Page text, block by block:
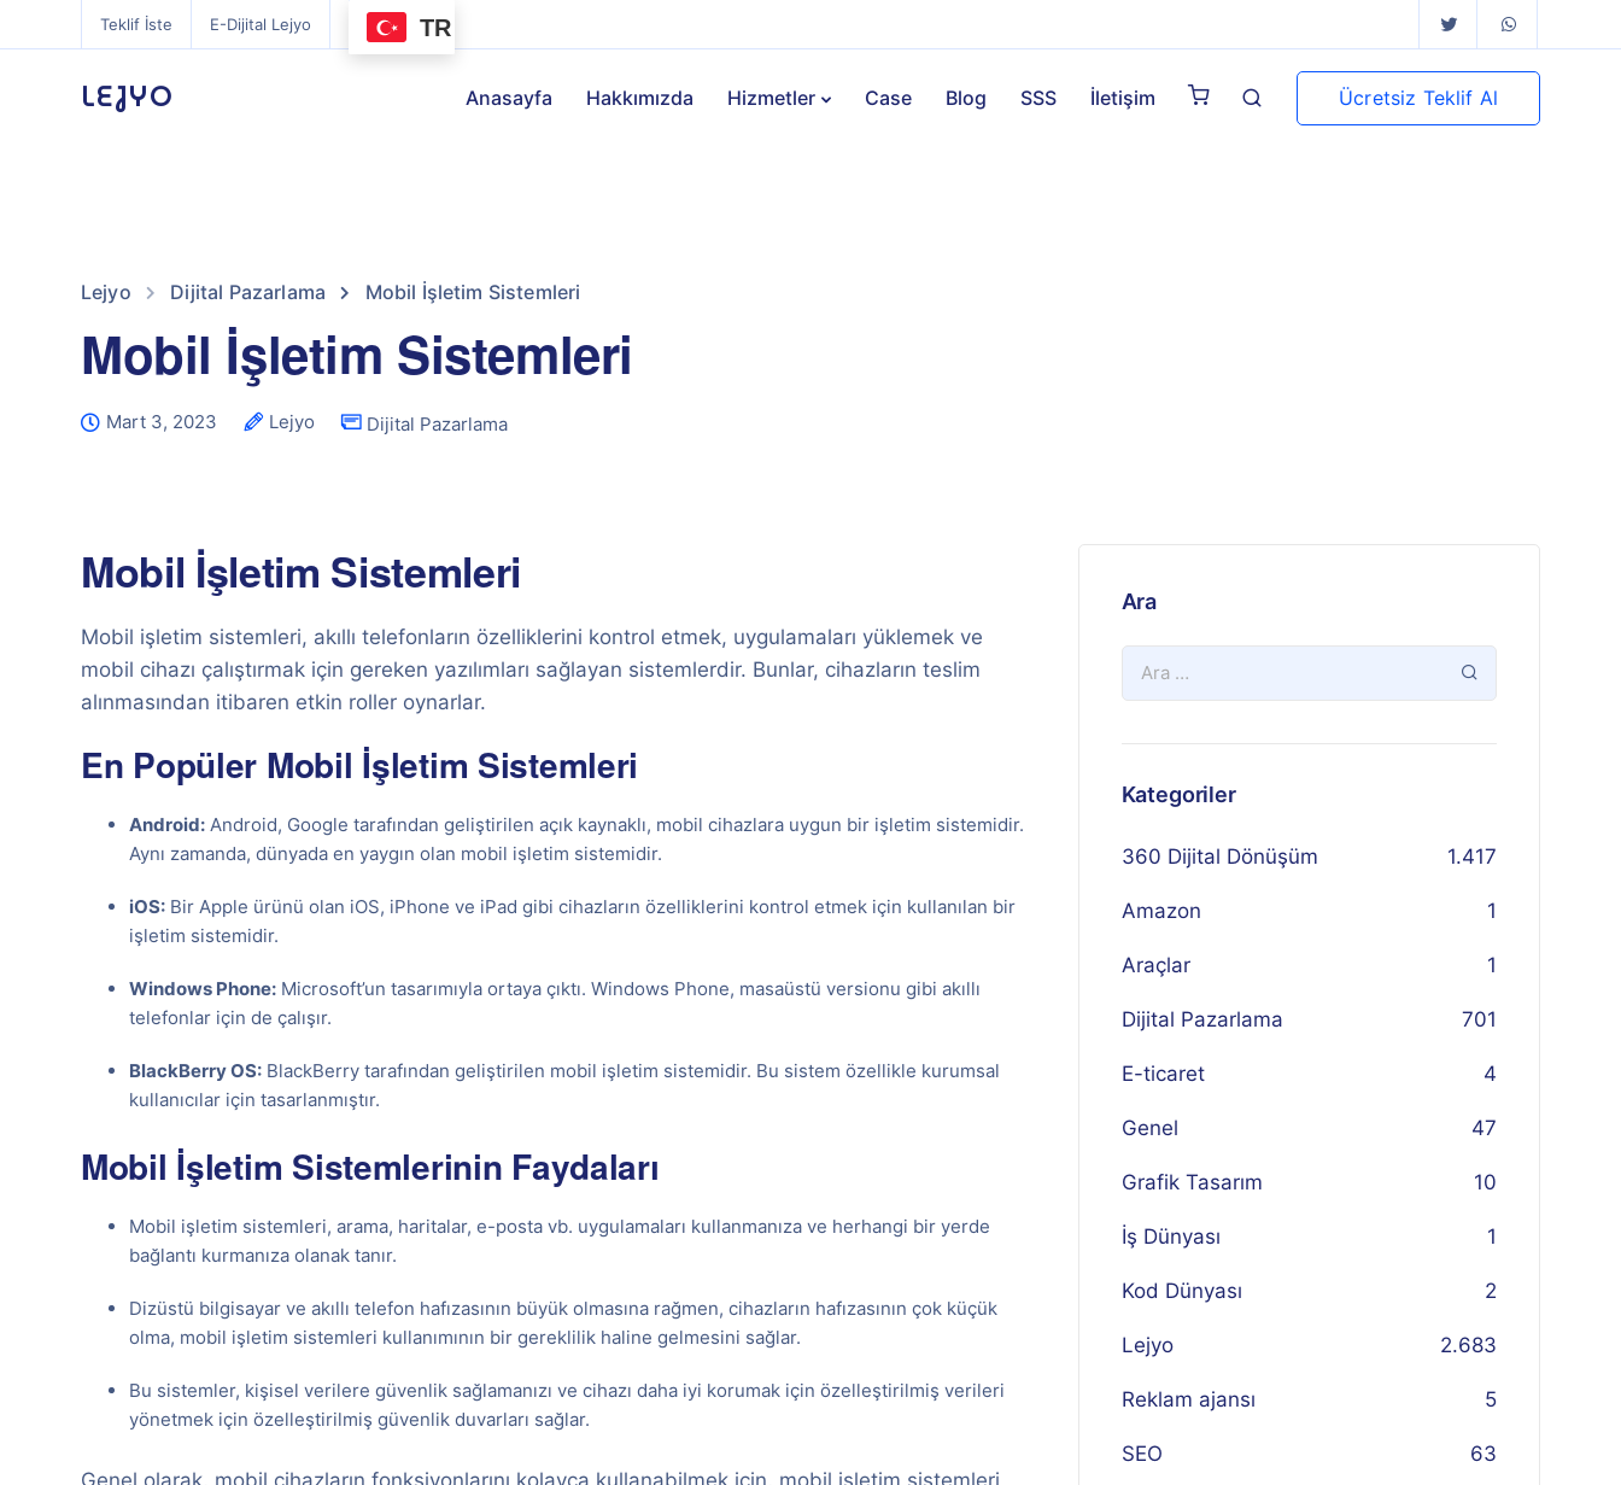
Teklif İste E-Dijital Lejyo TR
LEJYO Anasayfa Hakkımızda Hizmetler Case Blog SSS İletişim Ücretsiz Teklif Al
Lejyo Dijital Pazarlama Mobil İşletim Sistemleri
Mobil İşletim Sistemleri
Mart 3, 2023 Lejyo Dijital Pazarlama
Mobil İşletim Sistemleri
Mobil işletim sistemleri, akıllı telefonların özelliklerini kontrol etmek, uygulamaları yüklemek ve
mobil cihazı çalıştırmak için gereken yazılımları sağlayan sistemlerdir. Bunlar, cihazların teslim
alınmasından itibaren etkin roller oynarlar.
En Popüler Mobil İşletim Sistemleri
Android: Android, Google tarafından geliştirilen açık kaynaklı, mobil cihazlara uygun bir işletim sistemidir.
Aynı zamanda, dünyada en yaygın olan mobil işletim sistemidir.
iOS: Bir Apple ürünü olan iOS, iPhone ve iPad gibi cihazların özelliklerini kontrol etmek için kullanılan bir
işletim sistemidir.
Windows Phone: Microsoft’un tasarımıyla ortaya çıktı. Windows Phone, masaüstü versionu gibi akıllı
telefonlar için de çalışır.
BlackBerry OS: BlackBerry tarafından geliştirilen mobil işletim sistemidir. Bu sistem özellikle kurumsal
kullanıcılar için tasarlanmıştır.
Mobil İşletim Sistemlerinin Faydaları
Mobil işletim sistemleri, arama, haritalar, e-posta vb. uygulamaları kullanmanıza ve herhangi bir yerde
bağlantı kurmanıza olanak tanır.
Dizüstü bilgisayar ve akıllı telefon hafızasının büyük olmasına rağmen, cihazların hafızasının çok küçük
olma, mobil işletim sistemleri kullanımının bir gereklilik haline gelmesini sağlar.
Bu sistemler, kişisel verilere güvenlik sağlamanızı ve cihazı daha iyi korumak için özelleştirilmiş verileri
yönetmek için özelleştirilmiş güvenlik duvarları sağlar.
Genel olarak, mobil cihazların fonksiyonlarını kolayca kullanabilmek için, mobil işletim sistemleri
Ara
Kategoriler
360 Dijital Dönüşüm 1.417
Amazon 1
Araçlar 1
Dijital Pazarlama 701
E-ticaret 4
Genel 47
Grafik Tasarım 10
İş Dünyası 1
Kod Dünyası 2
Lejyo 2.683
Reklam ajansı 5
SEO 63